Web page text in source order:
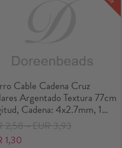
Cable Cadena Cruz
Argentado Textura 77cm
Cadena: 4x2.7mm, 1
( 12 Unidades/Paquete)
2,58～EUR 3,93
1,30